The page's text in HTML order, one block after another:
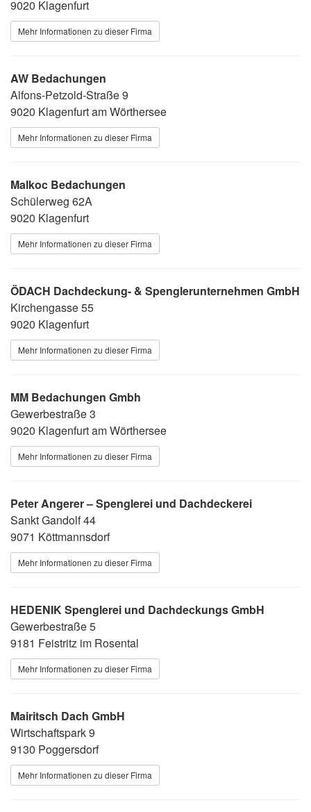
9020 Klagenfurt
Mehr Informationen zu dieser Firma
AW Bedachungen
Alfons-Petzold-Straße 9
9020 Klagenfurt am Wörthersee
Mehr Informationen zu dieser Firma
Malkoc Bedachungen
Schülerweg 62A
9020 Klagenfurt
Mehr Informationen zu dieser Firma
ÖDACH Dachdeckung- & Spenglerunternehmen GmbH
Kirchengasse 55
9020 Klagenfurt
Mehr Informationen zu dieser Firma
MM Bedachungen Gmbh
Gewerbestraße 3
9020 Klagenfurt am Wörthersee
Mehr Informationen zu dieser Firma
Peter Angerer – Spenglerei und Dachdeckerei
Sankt Gandolf 44
9071 Köttmannsdorf
Mehr Informationen zu dieser Firma
HEDENIK Spenglerei und Dachdeckungs GmbH
Gewerbestraße 5
9181 Feistritz im Rosental
Mehr Informationen zu dieser Firma
Mairitsch Dach GmbH
Wirtschaftspark 9
9130 Poggersdorf
Mehr Informationen zu dieser Firma